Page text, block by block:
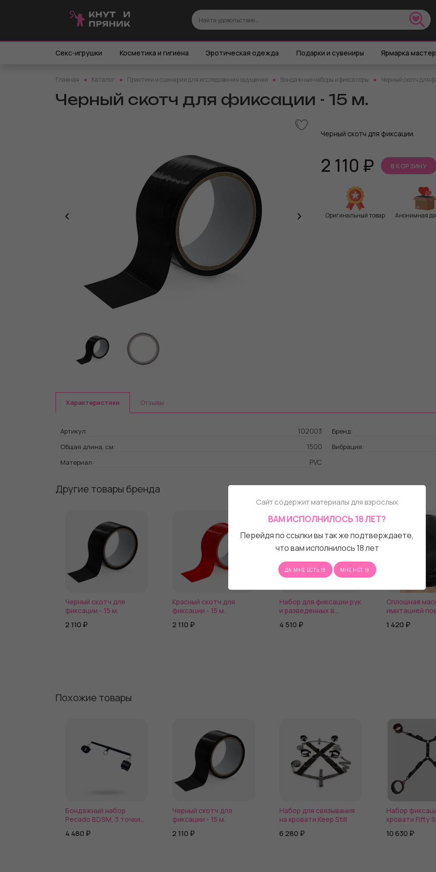
Секс-игрушки Косметика и гигиена Эротическая одежда Подарки и сувениры Ярмарка
Главная Каталог Практики и сценарии для исследования ощущений Бондажные наборы и фиксаторы Черный скотч для
Черный скотч для фиксации - 15 м.
Черный скотч для фиксации.
2 110 ₽ В КОРЗИНУ
Оригинальный товар Анонимная
Характеристики Отзывы
Артикул: 102003 Бренд:
Общая длина, см: 1500 Вибрация:
Материал: PVC
Другие товары бренда
Черный скотч для
фиксации - 15 м.
2 110 ₽
Красный скотч для
фиксации - 15 м.
2 110 ₽
Набор для фиксации рук
и разведенных в
4 510 ₽
Сплошная
имитацией
1 420 ₽
Похожие товары
Бондажный набор
Pecado BDSM, 3 точки
оковы, натуральная
4 480 ₽
Черный скотч для
фиксации - 15 м.
2 110 ₽
Набор для связывания
на кровати Keep Still
6 280 ₽
Набор
кровати Fifty
10 630 ₽
Сайт содержит материалы для взрослых
ВАМ ИСПОЛНИЛОСЬ 18 ЛЕТ?
Перейдя по ссылки вы так же подтверждаете,
что вам исполнилось 18 лет
ДА, МНЕ ЕСТЬ 18 МНЕ НЕТ 18